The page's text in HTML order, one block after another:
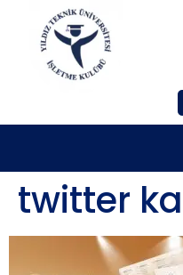
twitter